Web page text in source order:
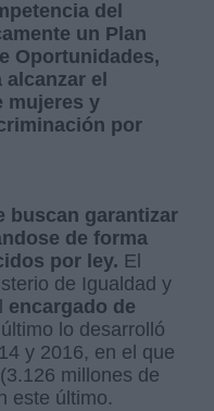
del
un Plan
Oportunidades,
el
mujeres y
por
buscan garantizar
de forma
por ley. El
de Igualdad y
encargado de
lo desarrolló
y 2016, en el que
millones de
este último.